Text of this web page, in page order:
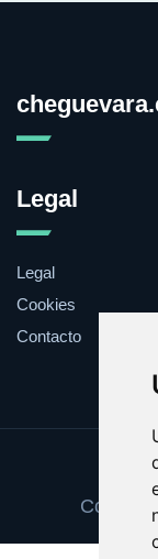
Legal
Legal
Cookies
Contacto